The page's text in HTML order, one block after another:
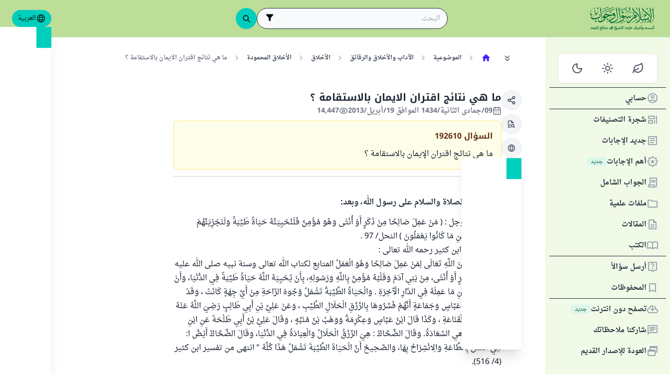
العربية
حسابي
شجرة التصنيفات
جديد الإجابات
أهم الإجابات جديد
الجواب الشامل
ملفات علمية
المقالات
الكتب
أرسل سؤالاً
المحفوظات
تصفح دون انترنت جديد
شاركنا ملاحظاتك
العودة للإصدار القديم
الموضوعية الآداب والأخلاق والرقائق الأخلاق الأخلاق المحمودة ما هي نتائج اقتران الايمان بالاستقامة ؟
ما هي نتائج اقتران الايمان بالاستقامة ؟
09/جمادى الثانية/1434 الموافق 19/أبريل/2013 14,447
السؤال 192610
ما هي نتائج اقتران الإيمان بالاستقامة ؟
الحمد لله والصلاة والسلام على رسول الله، وبعد:
قال الله عز وجل : ( مَنْ عَمِلَ صَالِحًا مِنْ ذَكَرٍ أَوْ أُنْثَى وَهُوَ مُؤْمِنٌ فَلَنُحْيِيَنَّهُ حَيَاةً طَيِّبَةً وَلَنَجْزِيَنَّهُمْ
أَجْرَهُمْ بِأَحْسَنِ مَا كَانُوا يَعْمَلُونَ ) النحل/ 97 .
قال الحافظ ابن كثير رحمه الله تعالى :
" هَذَا وَعْدٌ مِنَ اللَّهِ تَعَالَى لِمَنْ عَمِلَ صَالِحًا وَهُوَ الْعَمَلُ المتابع لكتاب الله تعالى وسنة نبيه صلى الله عليه
وسلم مِنْ ذَكَرٍ أَوْ أُنْثَى، مِنْ بَنِي آدَمَ وَقَلْبُهُ مُؤْمِنٌ بِاللَّهِ وَرَسُولِهِ، بِأَنْ يُحْيِيَهُ اللَّهُ حَيَاةً طَيِّبَةً فِي الدُّنْيَا، وَأَنْ
يَجْزِيَهُ بِأَحْسَنِ مَا عَمِلَهُ فِي الدَّارِ الْآخِرَةِ . وَالْحَيَاةُ الطَّيِّبَةُ تَشْمَلُ وُجُوهَ الرَّاحَةِ مِنْ أَيِّ جِهَةٍ كَانَتْ ، وَقَدْ
رُوِيَ عَنِ ابْنِ عَبَّاسٍ وَجَمَاعَةٍ أَنَّهُمْ فَسَّرُوهَا بِالرِّزْقِ الْحَلَالِ الطَّيِّبِ ، وَعَنْ عَلِيِّ بْنِ أَبِي طَالِبٍ رَضِيَ اللَّهُ عَنْهُ
أَنَّهُ فَسَّرَهَا بِالْقَنَاعَةِ ، وَكَذَا قَالَ ابْنُ عَبَّاسٍ وَعِكْرِمَةُ وَوَهْبُ بْنُ مُنَبِّهٍ ، وَقَالَ عَلِيُّ بْنُ أَبِي طَلْحَةَ عَنِ ابْنِ
عباس : أنها هي السَّعَادَةُ. وَقَالَ الضَّحَّاكُ : هِيَ الرِّزْقُ الْحَلَالُ وَالْعِبَادَةُ فِي الدُّنْيَا، وَقَالَ الضَّحَّاكُ أَيْضً ا:
هِيَ الْعَمَلُ بِالطَّاعَةِ وَالِانْشِرَاحُ بِهَا، وَالصَّحِيحُ أَنَّ الْحَيَاةَ الطَّيِّبَةَ تَشْمَلُ هَذَا كُلَّهُ " انتهى من تفسير ابن كثير
(4/ 516).